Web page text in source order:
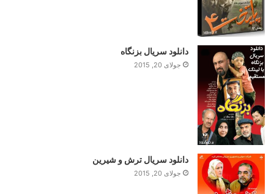
دانلود سریال بزنگاه
جولای 20, 2015
دانلود سریال ترش و شیرین
جولای 20, 2015